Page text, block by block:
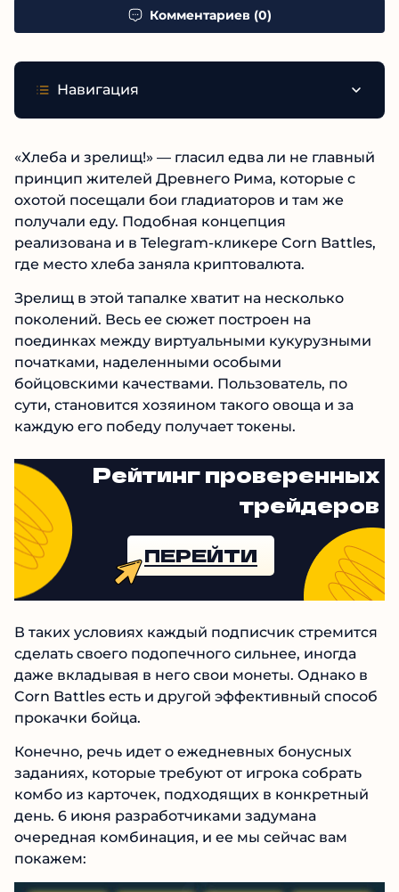
Комментариев (0)
Навигация
«Хлеба и зрелищ!» — гласил едва ли не главный
принцип жителей Древнего Рима, которые с
охотой посещали бои гладиаторов и там же
получали еду. Подобная концепция
реализована и в Telegram-кликере Corn Battles,
где место хлеба заняла криптовалюта.
Зрелищ в этой тапалке хватит на несколько
поколений. Весь ее сюжет построен на
поединках между виртуальными кукурузными
початками, наделенными особыми
бойцовскими качествами. Пользователь, по
сути, становится хозяином такого овоща и за
каждую его победу получает токены.
Рейтинг проверенных
трейдеров
ПЕРЕЙТИ
В таких условиях каждый подписчик стремится
сделать своего подопечного сильнее, иногда
даже вкладывая в него свои монеты. Однако в
Corn Battles есть и другой эффективный способ
прокачки бойца.
Конечно, речь идет о ежедневных бонусных
заданиях, которые требуют от игрока собрать
комбо из карточек, подходящих в конкретный
день. 6 июня разработчиками задумана
очередная комбинация, и ее мы сейчас вам
покажем: